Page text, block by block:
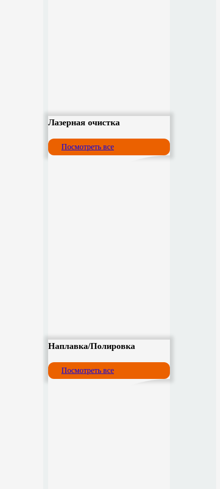
Лазерная очистка
Посмотреть все
Наплавка/Полировка
Посмотреть все